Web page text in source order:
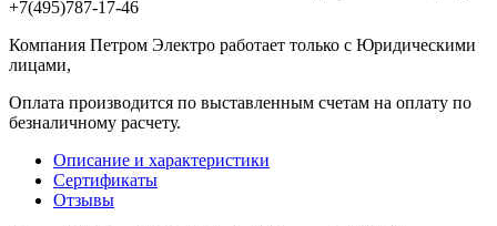
+7(495)787-17-46
Компания Петром Электро работает только с Юридическими
лицами,
Оплата производится по выставленным счетам на оплату по
безналичному расчету.
Описание и характеристики
Сертификаты
Отзывы